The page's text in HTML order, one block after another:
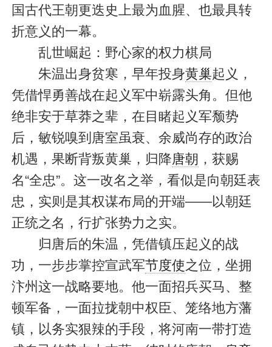
国古代王朝更迭史上最为血腥、也最具转
折意义的一幕。
乱世崛起：野心家的权力棋局
朱温出身贫寒，早年投身黄巢起义，
凭借悍勇善战在起义军中崭露头角。但他
绝非安于草莽之辈，在目睹起义军颓势
后，敏锐嗅到唐室虽衰、余威尚存的政治
机遇，果断背叛黄巢，归降唐朝 ，获赐
名“全忠”。这一改名之举，看似是向朝廷表
忠，实则是其权谋布局的开端——以朝廷
正统之名，行扩张势力之实。
归唐后的朱温，凭借镇压起义的战
功，一步步掌控宣武军节度使之位，坐拥
汴州这一战略要地。他一面招兵买马、整
顿军备，一面拉拢朝中权臣、笼络地方藩
镇，以务实狠辣的手段，将河南一带打造